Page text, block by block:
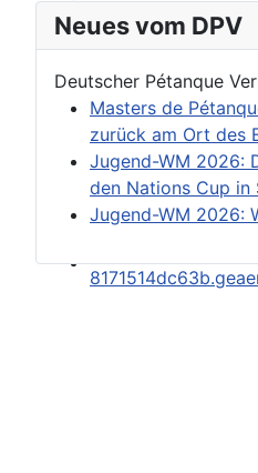
Neues vom DPV
Deutscher Pétanque
Masters de
zurück am Ort des
Jugend-WM 2026:
den Nations Cup in
Jugend-WM 2026: